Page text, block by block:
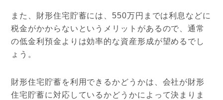
また、財形住宅貯蓄には、550万円までは利息などに
税金がかからないというメリットがあるので、通常
の低金利預金よりは効率的な資産形成が望めるでし
ょう。
財形住宅貯蓄を利用できるかどうかは、会社が財形
住宅貯蓄に対応しているかどうかによって決まりま